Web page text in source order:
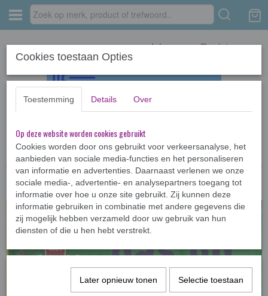
Inloggen Registreren
Home › Kinderboeken <12jr › AVI-boeken
Cookies toestaan Opties
Toestemming Details Over
Op deze website worden cookies gebruikt
Cookies worden door ons gebruikt voor verkeersanalyse, het
aanbieden van sociale media-functies en het personaliseren
van informatie en advertenties. Daarnaast verlenen we onze
sociale media-, advertentie- en analysepartners toegang tot
informatie over hoe u onze site gebruikt. Zij kunnen deze
informatie gebruiken in combinatie met andere gegevens die
zij mogelijk hebben verzameld door uw gebruik van hun
diensten of die u hen hebt verstrekt.
Later opnieuw tonen Selectie toestaan